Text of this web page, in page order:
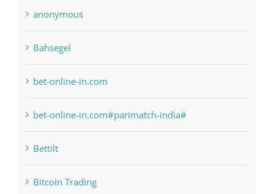
anonymous
Bahsegel
bet-online-in.com
bet-online-in.com#parimatch-india#
Bettilt
Bitcoin Trading